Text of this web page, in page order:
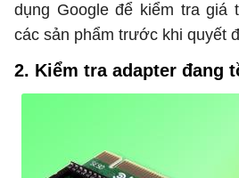
dụng Google để kiểm tra giá
các sản phẩm trước khi quyết
2. Kiểm tra adapter đang